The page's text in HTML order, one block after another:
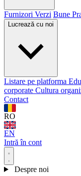
Furnizori Verzi Bune
Lucrează cu noi
Listare pe platforma
corporate Cultura
Contact
RO
EN
Intră în cont
Despre noi